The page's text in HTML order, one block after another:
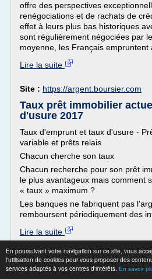
En poursuivant votre navigation sur ce site, vous
l'utilisation de cookies pour vous proposer des
services adaptés à vos centres d'intérêts. En savoir
offre des perspectives
renégociations et de rachats de
effet à leurs plus bas historiques
sont régulièrement négociées par
moyenne, les Français empruntent
Lire la suite
Site : https://argent.boursier.com
Taux prêt immobilier
d'usure 2017
Taux d'emprunt et taux d'usure -
variable et prêts relais
Chacun cherche son taux
Chacun recherche pour son prêt
le plus avantageux mais comment
« taux » maximum ?
Les banques ne fabriquent pas
remboursent périodiquement des
Lire la suite
Site :http://www.top-courtier.com
Comprendre une offre de